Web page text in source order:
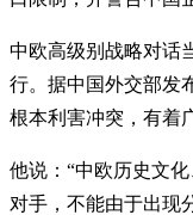
中欧高级别战略对话
行。据中国外交部发
根本利害冲突，有着
他说：“中欧历史文
对手，不能由于出现